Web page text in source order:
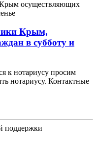
Крым,
в субботу и
к нотариусу просим
нотариусу. Контактные